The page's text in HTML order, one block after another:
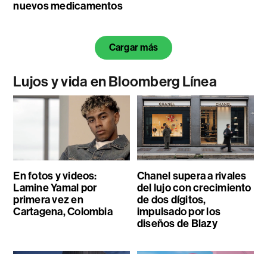
nuevos medicamentos
Cargar más
Lujos y vida en Bloomberg Línea
En fotos y videos:
Lamine Yamal por
primera vez en
Cartagena, Colombia
Chanel supera a rivales
del lujo con crecimiento
de dos dígitos,
impulsado por los
diseños de Blazy